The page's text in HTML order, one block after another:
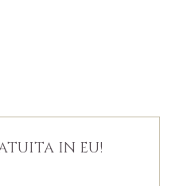
IN EU!